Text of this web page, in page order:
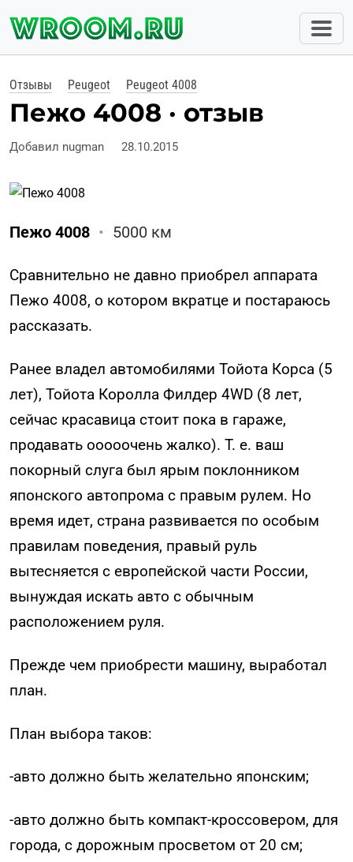
Отзывы Peugeot Peugeot 4008
Пежо 4008 · отзыв
Добавил nugman 28.10.2015
Пежо 4008 • 5000 км
Сравнительно не давно приобрел аппарата
Пежо 4008, о котором вкратце и постараюсь
рассказать.
Ранее владел автомобилями Тойота Корса (5
лет), Тойота Королла Филдер 4WD (8 лет,
сейчас красавица стоит пока в гараже,
продавать ооооочень жалко). Т. е. ваш
покорный слуга был ярым поклонником
японского автопрома с правым рулем. Но
время идет, страна развивается по особым
правилам поведения, правый руль
вытесняется с европейской части России,
вынуждая искать авто с обычным
расположением руля.
Прежде чем приобрести машину, выработал
план.
План выбора таков:
-авто должно быть желательно японским;
-авто должно быть компакт-кроссовером, для
города, с дорожным просветом от 20 см;